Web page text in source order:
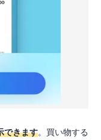
できます。買い物する